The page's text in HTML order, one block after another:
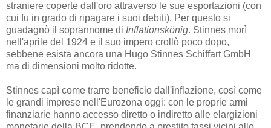
straniere coperte dall'oro attraverso le sue esportazioni (con
cui fu in grado di ripagare i suoi debiti). Per questo si
guadagnò il soprannome di Inflationskönig. Stinnes morì
nell'aprile del 1924 e il suo impero crollò poco dopo,
sebbene esista ancora una Hugo Stinnes Schiffart GmbH
ma di dimensioni molto ridotte.
Stinnes capì come trarre beneficio dall'inflazione, così come
le grandi imprese nell'Eurozona oggi: con le proprie armi
finanziarie hanno accesso diretto o indiretto alle elargizioni